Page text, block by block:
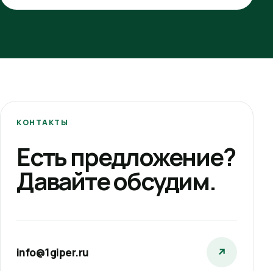
КОНТАКТЫ
Есть предложение?
Давайте обсудим.
info@1giper.ru ↗